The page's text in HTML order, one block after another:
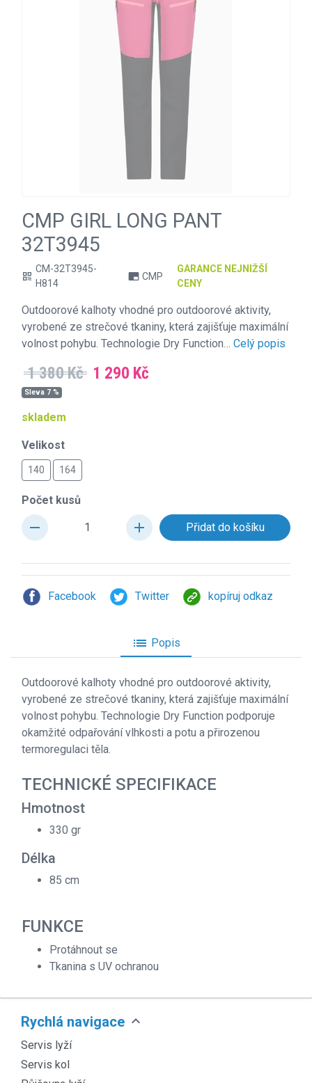
CMP GIRL LONG PANT
32T3945
qr_code
CM-32T3945-
H814
branding_watermark CMP
GARANCE NEJNIŽŠÍ
CENY
Outdoorové kalhoty vhodné pro outdoorové aktivity,
vyrobené ze strečové tkaniny, která zajišťuje maximální
volnost pohybu. Technologie Dry Function… Celý popis
1 380 Kč 1 290 Kč
Sleva 7 %
skladem
Velikost
140 164
Počet kusů
remove add
Facebook Twitter kopíruj odkaz
list Popis
Outdoorové kalhoty vhodné pro outdoorové aktivity,
vyrobené ze strečové tkaniny, která zajišťuje maximální
volnost pohybu. Technologie Dry Function podporuje
okamžité odpařování vlhkosti a potu a přirozenou
termoregulaci těla.
TECHNICKÉ SPECIFIKACE
Hmotnost
330 gr
Délka
85 cm
FUNKCE
Protáhnout se
Tkanina s UV ochranou
Rychlá navigace expand_more
Servis lyží
Servis kol